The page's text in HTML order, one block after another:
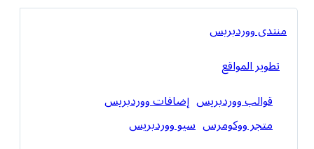
منتدى ووردبريس
تطوير المواقع
قوالب ووردبريس إضافات ووردبريس
متجر ووكومرس سيو ووردبريس